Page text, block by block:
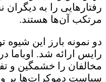
رفتارهایی را به
مرتکب آن‌ها هستند.
دو نمونه بارز این
رایس ارائه شد.
مخالفان را خشمگین و
سیاست دموکرات‌ها بر